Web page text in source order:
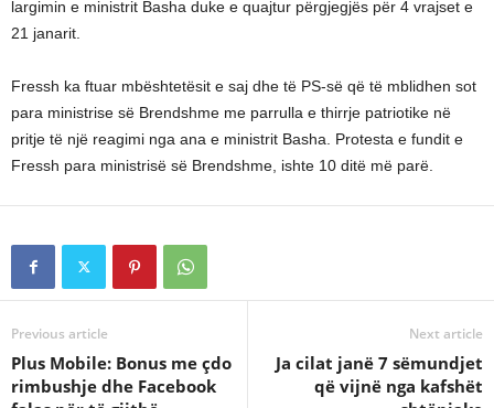
largimin e ministrit Basha duke e quajtur përgjegjës për 4 vrajset e
21 janarit.
Fressh ka ftuar mbështetësit e saj dhe të PS-së që të mblidhen sot
para ministrise së Brendshme me parrulla e thirrje patriotike në
pritje të një reagimi nga ana e ministrit Basha. Protesta e fundit e
Fressh para ministrisë së Brendshme, ishte 10 ditë më parë.
Previous article
Plus Mobile: Bonus me çdo
rimbushje dhe Facebook
Next article
Ja cilat janë 7 sëmundjet
që vijnë nga kafshët